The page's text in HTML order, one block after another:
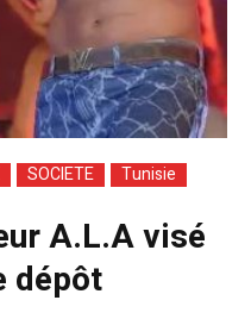
SOCIETE Tunisie
A.L.A visé
dépôt